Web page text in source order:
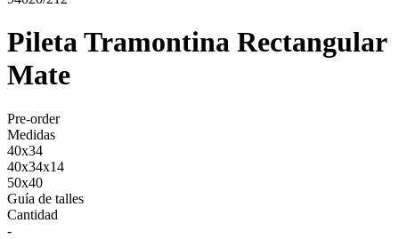
Pileta Tramontina Rectangular
Mate
Pre-order
Medidas
40x34
40x34x14
50x40
Guía de talles
Cantidad
-